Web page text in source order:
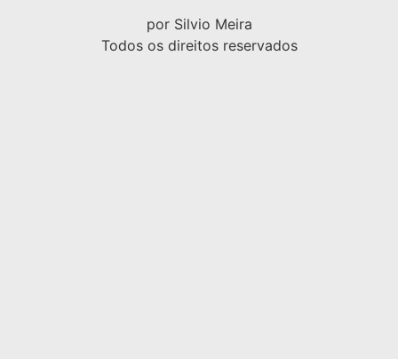
por Silvio Meira
Todos os direitos reservados